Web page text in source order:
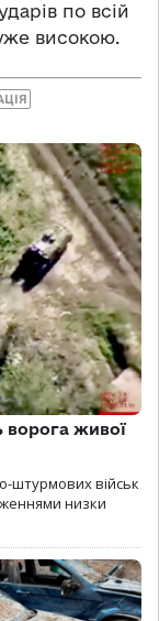
по всій
високою.
ворога живої
штурмових військ
низки